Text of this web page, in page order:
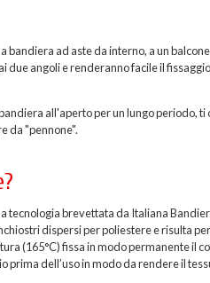
bandiera ad aste da interno, a un
due angoli e renderanno facile il
all'aperto per un lungo periodo,
da "pennone".
brevettata da Italiana
dispersi per poliestere e risulta
(165°C) fissa in modo permanente il
dell’uso in modo da rendere il